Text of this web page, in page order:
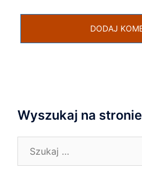
Wyszukaj na stronie